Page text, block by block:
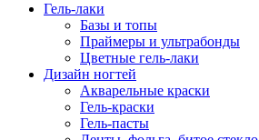
Гель-лаки
Базы и топы
Праймеры и ультрабонды
Цветные гель-лаки
Дизайн ногтей
Акварельные краски
Гель-краски
Гель-пасты